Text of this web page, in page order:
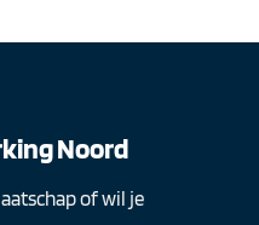
Noord
of wil je